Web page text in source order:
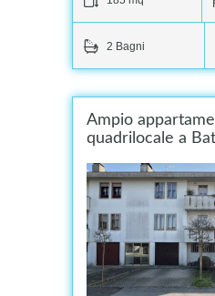
2 Bagni
Ampio
quadrilocale a